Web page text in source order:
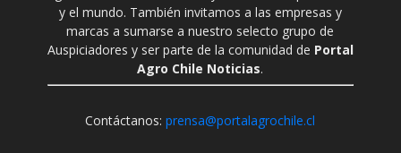
y el mundo. También invitamos a las empresas y
marcas a sumarse a nuestro selecto grupo de
Auspiciadores y ser parte de la comunidad de Portal
Agro Chile Noticias.
Contáctanos:prensa@portalagrochile.cl